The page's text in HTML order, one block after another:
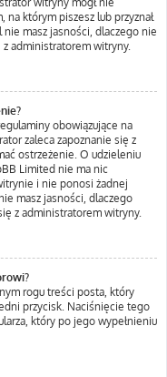
na którym piszesz lub przyznał
masz jasności, dlaczego nie
z administratorem witryny.
obowiązujące na
zaleca zapoznanie się z
ostrzeżenie. O udzieleniu
Limited nie ma nic
i nie ponosi żadnej
masz jasności, dlaczego
z administratorem witryny.
rogu treści posta, który
przycisk. Naciśnięcie tego
który po jego wypełnieniu